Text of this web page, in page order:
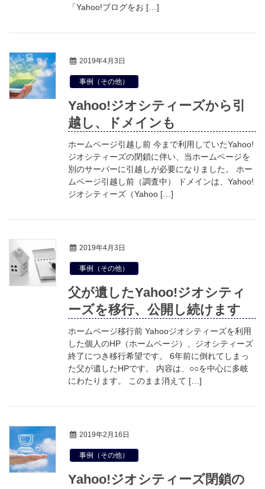
「Yahoo!ブログをお […]
2019年4月3日
事例（その他）
Yahoo!ジオシティーズから引
越し、ドメインも
ホームページ引越し前 今まで利用していたYahoo!
ジオシティーズの閉鎖に伴い、当ホームページを
別のサーバーに引越しが必要になりました。 ホー
ムページ引越し前（調査中） ドメインは、Yahoo!
ジオシティーズ（Yahoo […]
2019年4月3日
事例（その他）
父が遺したYahoo!ジオシティ
ーズを移行、公開し続けます
ホームページ移行前 Yahooジオシティーズを利用
した個人のHP（ホームページ）、ジオシティーズ
終了につき移行希望です。 6年前に倒れてしまっ
た父が遺したHPです。 内容は、○○を中心に多岐
にわたります。 このまま消えて […]
2019年2月16日
事例（その他）
Yahoo!ジオシティーズ閉鎖の